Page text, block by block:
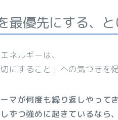
最優先にする、
ネルギーは、
切にすること」への気づきを
マが何度も繰り返しやって
ずつ強めに起きているなら